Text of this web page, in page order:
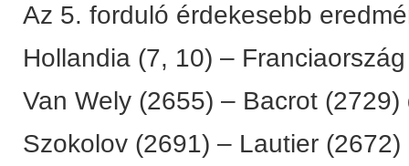
Az 5. forduló érdekesebb
Hollandia (7, 10) –
Van Wely (2655) – Bacrot (2729)
Szokolov (2691) – Lautier